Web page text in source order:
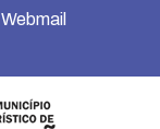
Webmail